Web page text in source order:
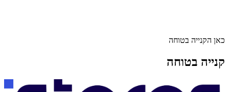
כאן הקנייה בטוחה
קנייה בטוחה